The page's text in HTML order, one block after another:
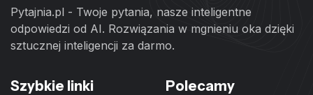
Pytajnia.pl - Twoje pytania, nasze inteligentne
odpowiedzi od AI. Rozwiązania w mgnieniu oka dzięki
sztucznej inteligencji za darmo.
Szybkie linki Polecamy